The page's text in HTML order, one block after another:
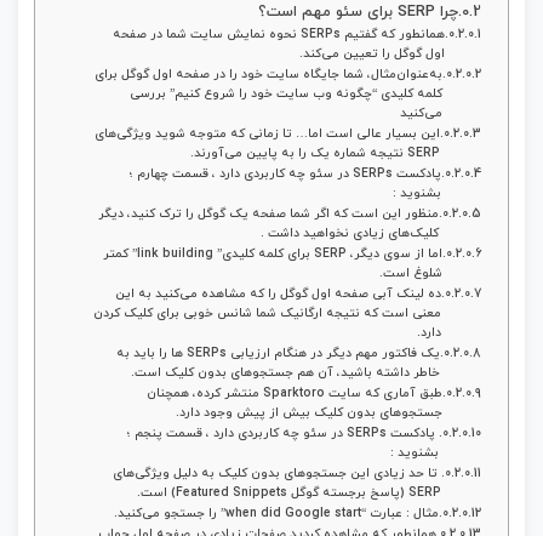
چرا SERP برای سئو مهم است؟
همانطور که گفتیم SERPs نحوه نمایش سایت شما در صفحه
اول گوگل را تعیین می‌کند.
به‌عنوان‌مثال، شما جایگاه سایت خود را در صفحه اول گوگل برای
کلمه کلیدی “چگونه وب سایت خود را شروع کنیم” بررسی
می‌کنید
این بسیار عالی است اما… تا زمانی که متوجه شوید ویژگی‌های
SERP نتیجه شماره یک را به پایین می‌آورند.
پادکست SERPs در سئو چه کاربردی دارد ، قسمت چهارم ؛
بشنوید :
منظور این است که اگر شما صفحه یک گوگل را ترک کنید، دیگر
کلیک‌های زیادی نخواهید داشت .
اما از سوی دیگر، SERP برای کلمه کلیدی” link building” کمتر
شلوغ است.
ده لینک آبی صفحه اول گوگل را که مشاهده می‌کنید به این
معنی است که نتیجه ارگانیک شما شانس خوبی برای کلیک کردن
دارد.
یک فاکتور مهم دیگر در هنگام ارزیابی SERPs ها را باید به
خاطر داشته باشید، آن هم جستجوهای بدون کلیک است.
طبق آماری که سایت Sparktoro منتشر کرده، همچنان
جستجوهای بدون کلیک بیش از پیش وجود دارد.
پادکست SERPs در سئو چه کاربردی دارد ، قسمت پنجم ؛
بشنوید :
تا حد زیادی این جستجوهای بدون کلیک به دلیل ویژگی‌های
SERP (پاسخ برجسته گوگل Featured Snippets) است.
مثال : عبارت “when did Google start” را جستجو می‌کنید.